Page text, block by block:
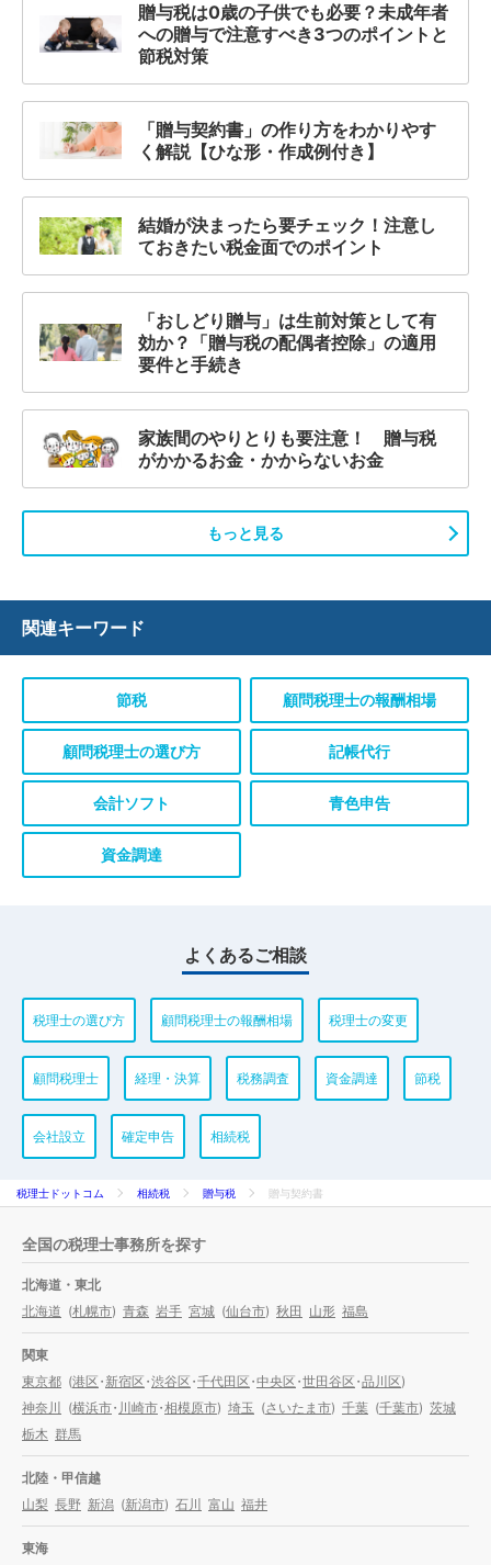
贈与税は0歳の子供でも必要？未成年者
への贈与で注意すべき3つのポイントと
節税対策
「贈与契約書」の作り方をわかりやす
く解説【ひな形・作成例付き】
結婚が決まったら要チェック！注意し
ておきたい税金面でのポイント
「おしどり贈与」は生前対策として有
効か？「贈与税の配偶者控除」の適用
要件と手続き
家族間のやりとりも要注意！ 贈与税
がかかるお金・かからないお金
もっと見る
関連キーワード
節税 顧問税理士の報酬相場
顧問税理士の選び方 記帳代行
会計ソフト 青色申告
資金調達
よくあるご相談
税理士の選び方 顧問税理士の報酬相場 税理士の変更
顧問税理士 経理・決算 税務調査 資金調達 節税
会社設立 確定申告 相続税
税理士ドットコム 相続税 贈与税 贈与契約書
全国の税理士事務所を探す
北海道・東北
北海道 (札幌市) 青森 岩手 宮城 (仙台市) 秋田 山形 福島
関東
東京都 (港区・新宿区・渋谷区・千代田区・中央区・世田谷区・品川区)
神奈川
(横浜市・川崎市・相模原市) 埼玉 (さいたま市) 千葉 (千葉市) 茨城
栃木 群馬
北陸・甲信越
山梨 長野 新潟 (新潟市) 石川 富山 福井
東海